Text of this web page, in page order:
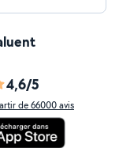
4,6/5
de 66000 avis